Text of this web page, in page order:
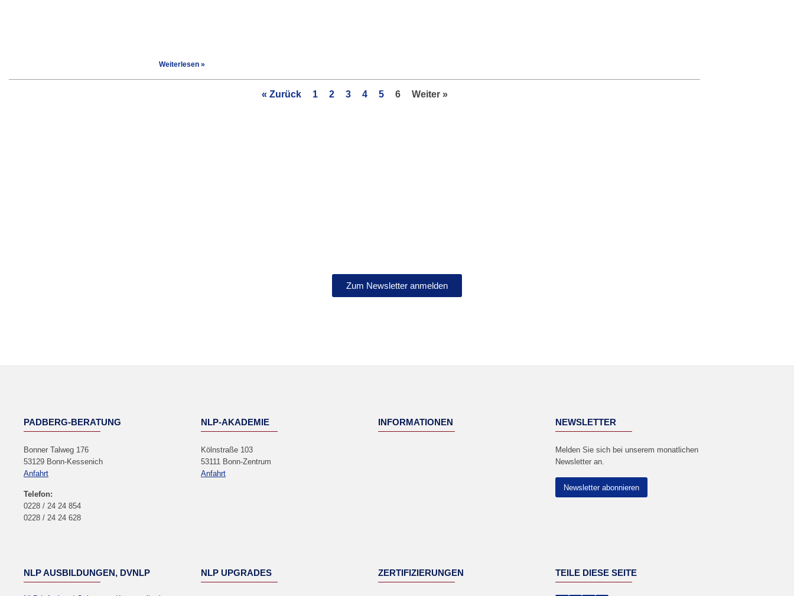
Weiterlesen »
« Zurück 1 2 3 4 5 6 Weiter »
Zum Newsletter anmelden
NEWSLETTER
PADBERG-BERATUNG
Bonner Talweg 176
53129 Bonn-Kessenich
Anfahrt
Telefon:
0228 / 24 24 854
0228 / 24 24 628
NLP-AKADEMIE
Kölnstraße 103
53111 Bonn-Zentrum
Anfahrt
INFORMATIONEN NEWSLETTER
Melden Sie sich bei unserem monatlichen
Newsletter an.
Newsletter abonnieren
NLP AUSBILDUNGEN, DVNLP NLP UPGRADES ZERTIFIZIERUNGEN TEILE DIESE SEITE